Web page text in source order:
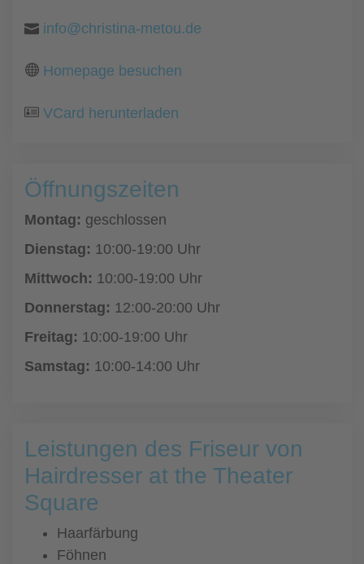
info@christina-metou.de
Homepage besuchen
VCard herunterladen
Öffnungszeiten
Montag: geschlossen
Dienstag: 10:00-19:00 Uhr
Mittwoch: 10:00-19:00 Uhr
Donnerstag: 12:00-20:00 Uhr
Freitag: 10:00-19:00 Uhr
Samstag: 10:00-14:00 Uhr
Leistungen des Friseur von
Hairdresser at the Theater
Square
Haarfärbung
Föhnen